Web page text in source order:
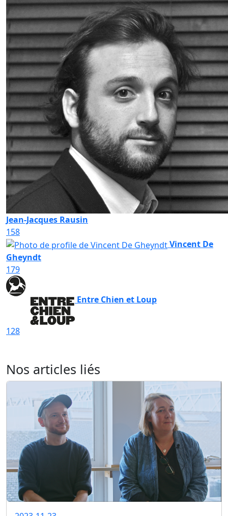
Jean-Jacques Rausin
158
Vincent De
Gheyndt
179
Entre Chien et Loup
128
Nos articles liés